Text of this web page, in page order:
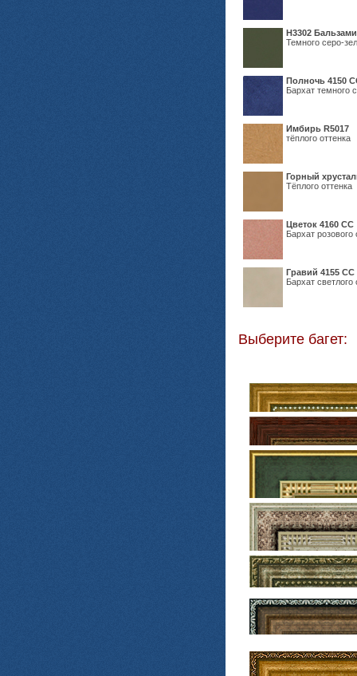
Н3302
Темного серо-
Полночь 4150
Бархат темного
Имбирь R5017
тёплого оттенка
Горный
Тёплого оттенка
Цветок 4160 СС
Бархат розового
Гравий 4155 СС
Бархат светлого
Выберите багет: